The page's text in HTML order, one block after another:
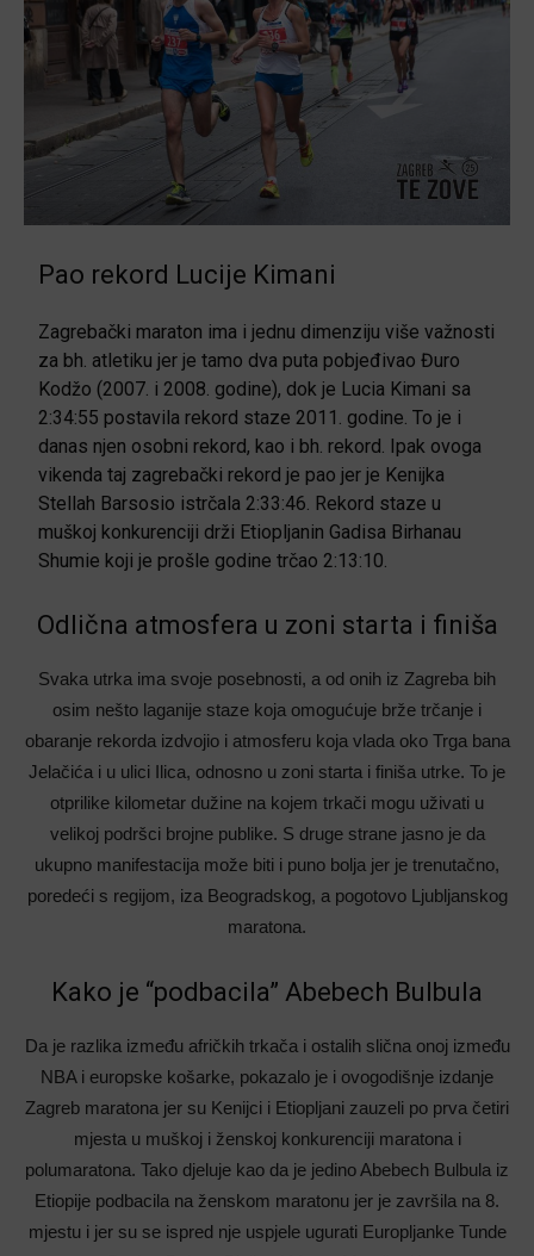
Pao rekord Lucije Kimani
Zagrebački maraton ima i jednu dimenziju više važnosti
za bh. atletiku jer je tamo dva puta pobjeđivao Đuro
Kodžo (2007. i 2008. godine), dok je Lucia Kimani sa
2:34:55 postavila rekord staze 2011. godine. To je i
danas njen osobni rekord, kao i bh. rekord. Ipak ovoga
vikenda taj zagrebački rekord je pao jer je Kenijka
Stellah Barsosio istrčala 2:33:46. Rekord staze u
muškoj konkurenciji drži Etiopljanin Gadisa Birhanau
Shumie koji je prošle godine trčao 2:13:10.
Odlična atmosfera u zoni starta i finiša
Svaka utrka ima svoje posebnosti, a od onih iz Zagreba bih
osim nešto laganije staze koja omogućuje brže trčanje i
obaranje rekorda izdvojio i atmosferu koja vlada oko Trga bana
Jelačića i u ulici Ilica, odnosno u zoni starta i finiša utrke. To je
otprilike kilometar dužine na kojem trkači mogu uživati u
velikoj podršci brojne publike. S druge strane jasno je da
ukupno manifestacija može biti i puno bolja jer je trenutačno,
poredeći s regijom, iza Beogradskog, a pogotovo Ljubljanskog
maratona.
Kako je “podbacila” Abebech Bulbula
Da je razlika između afričkih trkača i ostalih slična onoj između
NBA i europske košarke, pokazalo je i ovogodišnje izdanje
Zagreb maratona jer su Kenijci i Etiopljani zauzeli po prva četiri
mjesta u muškoj i ženskoj konkurenciji maratona i
polumaratona. Tako djeluje kao da je jedino Abebech Bulbula iz
Etiopije podbacila na ženskom maratonu jer je završila na 8.
mjestu i jer su se ispred nje uspjele ugurati Europljanke Tunde